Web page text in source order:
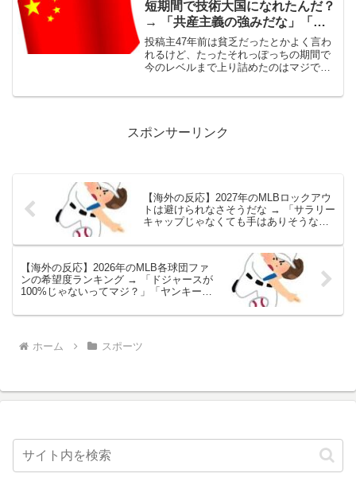
短期間で技術大国になれたんだ？
→ 「共産主義の強みだな」「パ
クリパクリ言われるけどそれは日
本もアメリカも通ってきた道だ」
投稿主47年前は貧乏だったとかよく言わ
れるけど、たったそれっぽっちの期間で
今のレベルまで上り詰めたのはマジで意
スポンサーリンク
【海外の反応】2027年のMLBロックアウ
トは避けられなさそうだな → 「サラリー
キャップじゃなくても手はありそうなも
達のせいだろ」
【海外の反応】2026年のMLB各球団ファ
ンの希望度ランキング → 「ドジャースが
100%じゃないってマジ？」「ヤンキース
ホーム スポーツ